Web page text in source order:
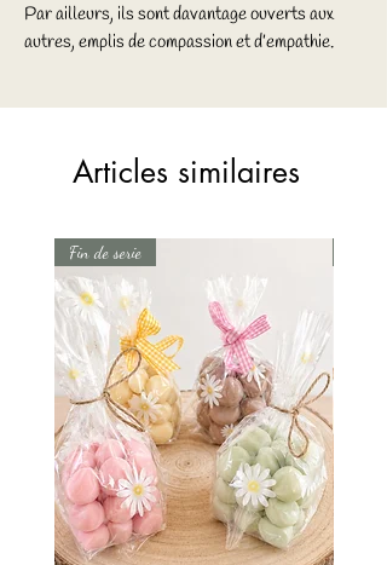
Par ailleurs, ils sont davantage ouverts aux
autres, emplis de compassion et d’empathie.
Articles similaires
Fin de serie